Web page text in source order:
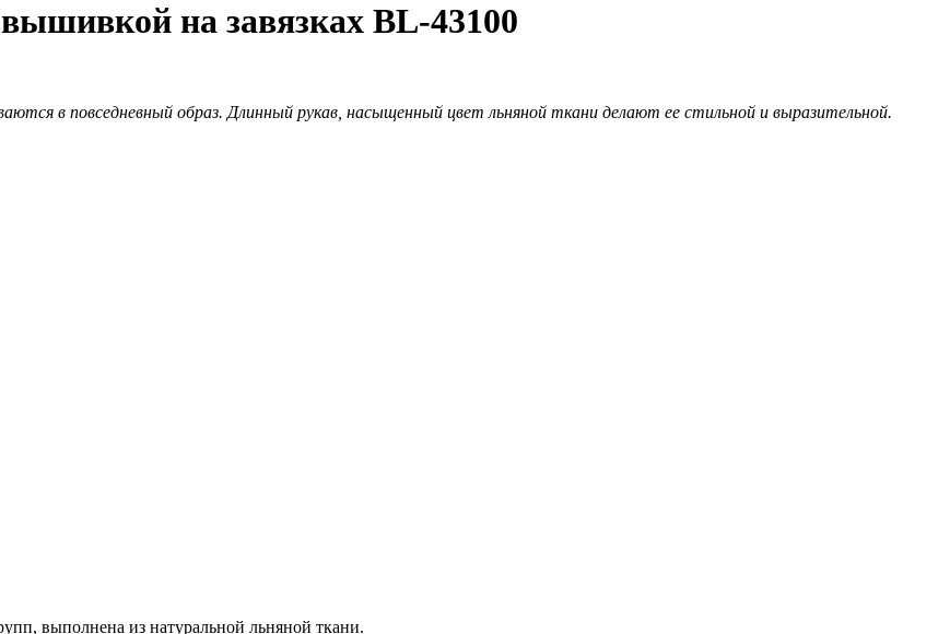
на завязках BL-43100
в повседневный образ. Длинный рукав, насыщенный цвет льняной ткани делают ее стильной и выразительной.
выполнена из натуральной льняной ткани.